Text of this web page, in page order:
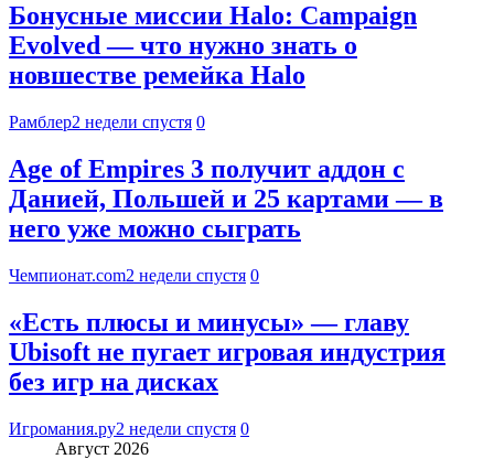
Бонусные миссии Halo: Campaign
Evolved — что нужно знать о
новшестве ремейка Halo
Рамблер2 недели спустя 0
Age of Empires 3 получит аддон с
Данией, Польшей и 25 картами — в
него уже можно сыграть
Чемпионат.com2 недели спустя 0
«Есть плюсы и минусы» — главу
Ubisoft не пугает игровая индустрия
без игр на дисках
Игромания.ру2 недели спустя 0
Август 2026